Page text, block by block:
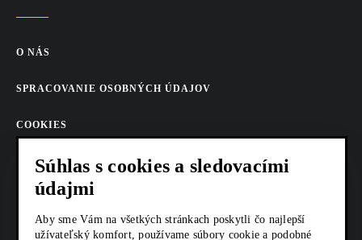
O NÁS
SPRACOVANIE OSOBNÝCH ÚDAJOV
COOKIES
AKTUALITY
KARIÉRA
Z SHOP
Súhlas s cookies a sledovacími
údajmi
Aby sme Vám na všetkých stránkach poskytli čo najlepší
užívateľský komfort, používame súbory cookie a podobné